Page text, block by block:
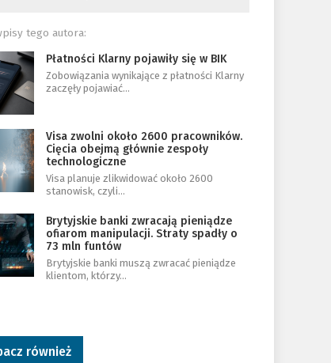
tego autora:
Płatności Klarny pojawiły się w BIK
Zobowiązania wynikające z płatności Klarny
zaczęły pojawiać…
Visa zwolni około 2600 pracowników.
Cięcia obejmą głównie zespoły
technologiczne
Visa planuje zlikwidować około 2600
stanowisk, czyli…
Brytyjskie banki zwracają pieniądze
ofiarom manipulacji. Straty spadły o
73 mln funtów
Brytyjskie banki muszą zwracać pieniądze
klientom, którzy…
również